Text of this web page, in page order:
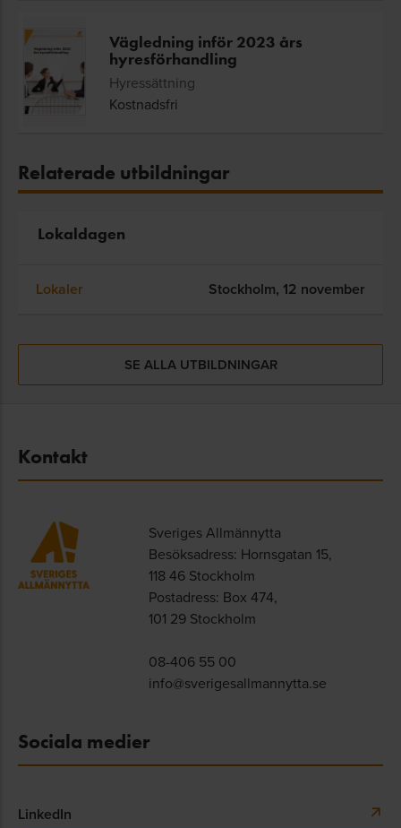
Vägledning inför 2023 års
hyresförhandling
Hyressättning
Kostnadsfri
Relaterade utbildningar
Lokaldagen
Lokaler Stockholm, 12 november
SE ALLA UTBILDNINGAR
Kontakt
Sveriges Allmännytta
Besöksadress: Hornsgatan 15,
118 46 Stockholm
Postadress: Box 474,
101 29 Stockholm
08-406 55 00
info@sverigesallmannytta.se
Sociala medier
LinkedIn